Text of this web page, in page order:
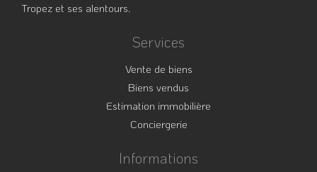
Tropez et ses alentours.
Services
Vente de biens
Biens vendus
Estimation immobilière
Conciergerie
Informations